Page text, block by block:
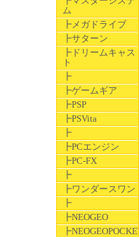
ム
┣メガドライブ
┣サターン
┣ドリームキャス
ト
┣
┣ゲームギア
┣PSP
┣PSVita
┣
┣PCエンジン
┣PC-FX
┣
┣ワンダースワン
┣
┣NEOGEO
┣NEOGEOPOCKET